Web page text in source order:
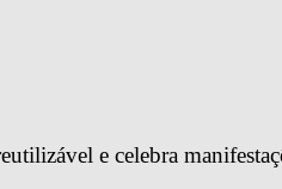
e celebra